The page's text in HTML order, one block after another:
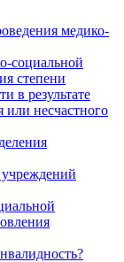
медико-
социальной
степени
в результате
или несчастного